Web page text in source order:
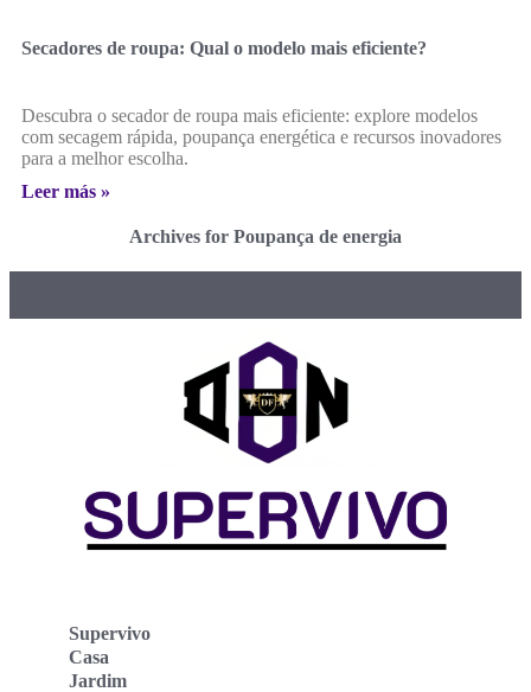
Secadores de roupa: Qual o modelo mais eficiente?
Descubra o secador de roupa mais eficiente: explore modelos
com secagem rápida, poupança energética e recursos inovadores
para a melhor escolha.
Leer más »
Archives for Poupança de energia
Supervivo
Casa
Jardim